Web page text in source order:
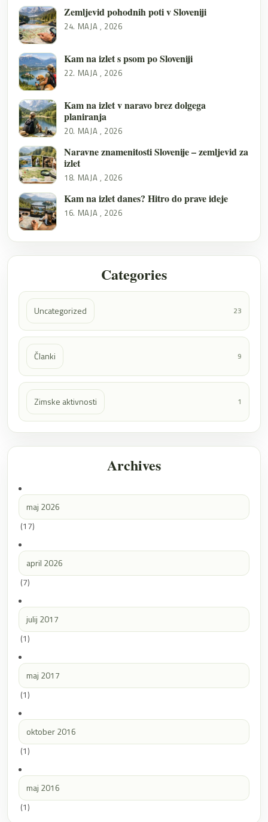
Zemljevid pohodnih poti v Sloveniji
24. MAJA , 2026
Kam na izlet s psom po Sloveniji
22. MAJA , 2026
Kam na izlet v naravo brez dolgega
planiranja
20. MAJA , 2026
Naravne znamenitosti Slovenije – zemljevid za
izlet
18. MAJA , 2026
Kam na izlet danes? Hitro do prave ideje
16. MAJA , 2026
Categories
Uncategorized 23
Članki 9
Zimske aktivnosti 1
Archives
maj 2026
(17)
april 2026
(7)
julij 2017
(1)
maj 2017
(1)
oktober 2016
(1)
maj 2016
(1)